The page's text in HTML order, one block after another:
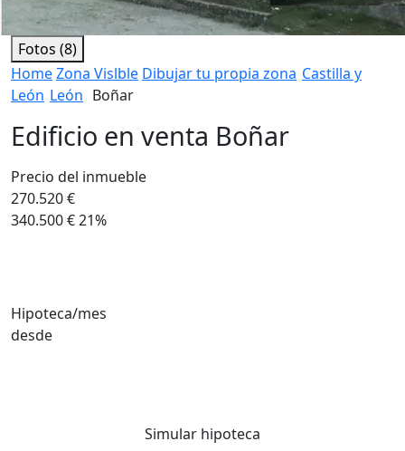
Fotos (8)
HomeZona Vislble Dibujar tu propia zona Castilla y
León León Boñar
Edificio en venta Boñar
Precio del inmueble
270.520 €
340.500 €21%
Hipoteca/mes
desde
Simular hipoteca